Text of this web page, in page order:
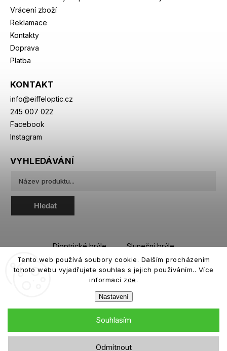
Tento web používá soubory cookie. Dalším procházením
tohoto webu vyjadřujete souhlas s jejich používáním.. Více
informací zde.
Nastavení
Odmítnout
Souhlasím
Vrácení zboží
Reklamace
Kontakty
Doprava
Platba
KONTAKT
info@eiffeloptic.cz
245 007 022
Facebook
Instagram
VYHLEDÁVÁNÍ
Hledat
Dioptrické brýle
Sluneční brýle
Sportovní brýle
Kontaktní čočky
Roztoky a oční kapky
Copyright 2026eiffeloptic.cz. Všechna práva vyhrazena.